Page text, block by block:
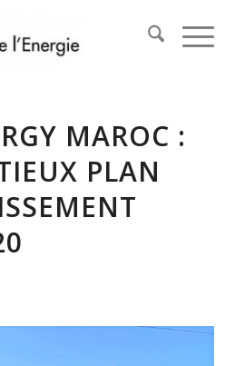
MAROC :
PLAN